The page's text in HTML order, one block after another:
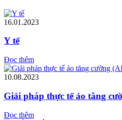
16.01.2023
Y tế
Đọc thêm
10.08.2023
Giải pháp thực tế ảo tăng
Đọc thêm